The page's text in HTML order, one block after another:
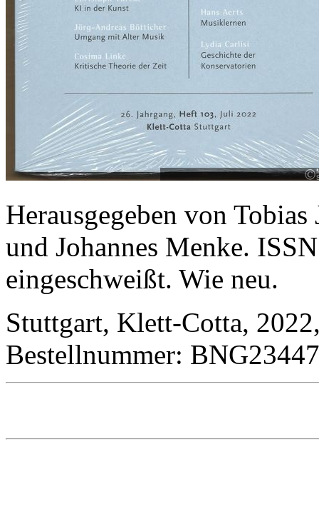
Herausgegeben von
und Johannes Menke.
eingeschweißt. Wie neu.
Stuttgart, Klett-Cotta,
Bestellnummer: BNG23447